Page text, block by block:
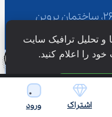
تهران، میدان عطار، خیابان عطار، پلاک 26، ساختمان پروین
اشتراک ورود
شما و تحلیل ترافیک سایت
پذیرش همه